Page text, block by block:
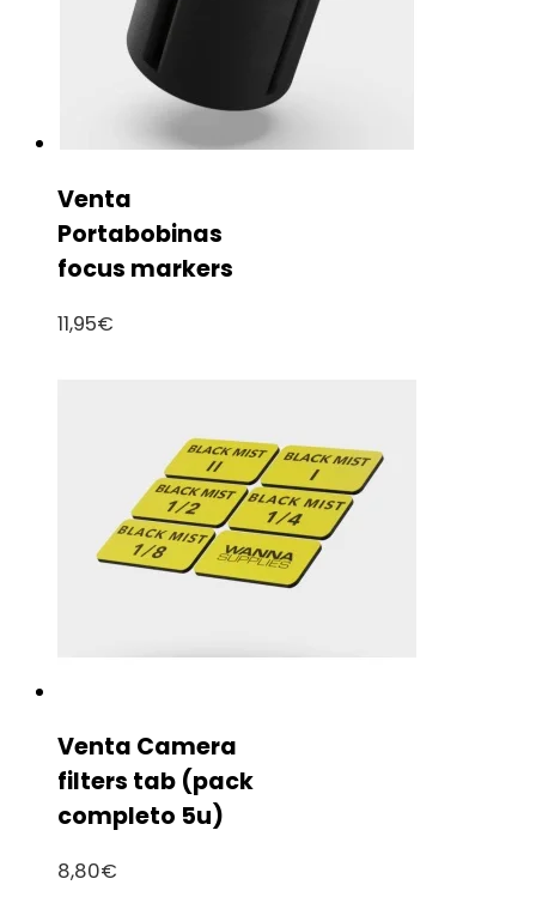
Venta
Portabobinas
focus markers
11,95€
Venta Camera
filters tab (pack
completo 5u)
8,80€